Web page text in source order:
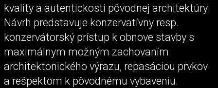
kvality a autentickosti pôvodnej architektúry:
Návrh predstavuje konzervatívny resp.
konzervátorský prístup k obnove stavby s
maximálnym možným zachovaním
architektonického výrazu, repasáciou prvkov
a rešpektom k pôvodnému vybaveniu.